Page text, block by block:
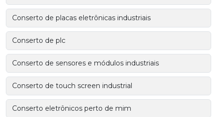
Conserto de placas eletrônicas industriais
Conserto de plc
Conserto de sensores e módulos industriais
Conserto de touch screen industrial
Conserto eletrônicos perto de mim